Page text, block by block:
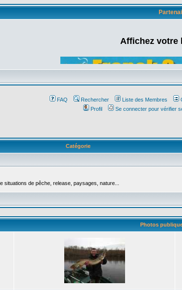
Affichez votre
FAQ Rechercher Liste des Membres
Profil
Se connecter pour vérifier
Catégorie
de pêche, release, paysages, nature...
Photos